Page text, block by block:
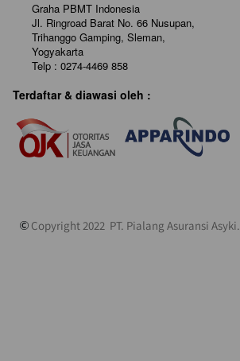
Graha PBMT Indonesia
Jl. Ringroad Barat No. 66 Nusupan,
Trihanggo Gamping, Sleman,
Yogyakarta
Telp : 0274-4469 858
Terdaftar & diawasi oleh :
Copyright 2022 PT. Pialang Asuransi Asyki.